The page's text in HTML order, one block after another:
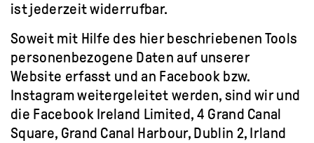
ist jederzeit widerrufbar.
Soweit mit Hilfe des hier beschriebenen Tools
personenbezogene Daten auf unserer
Website erfasst und an Facebook bzw.
Instagram weitergeleitet werden, sind wir und
die Facebook Ireland Limited, 4 Grand Canal
Square, Grand Canal Harbour, Dublin 2, Irland